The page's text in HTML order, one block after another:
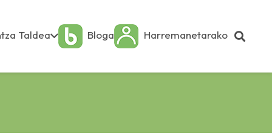
Taldea Bloga Harremanetarako